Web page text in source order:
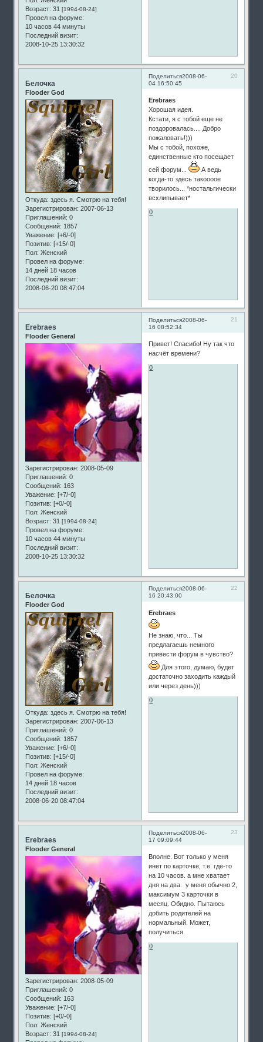
Возраст: 31[1994-08-24]
Провел на форуме:
10 часов 44 минуты
Последний визит:
2008-10-25 13:30:32
Поделиться 20
2008-06-
04 16:50:45
Белочка
Flooder God
Откуда: здесь я. Смотрю на тебя!
Зарегистрирован: 2007-06-13
Приглашений: 0
Сообщений: 1857
Уважение: [+6/-0]
Позитив: [+15/-0]
Пол: Женский
Провел на форуме:
14 дней 18 часов
Последний визит:
2008-06-20 08:47:04
Erebraes
Хорошая идея.
Кстати, я с тобой еще не
поздоровалась.... Добро
пожаловать!)))
Мы с тобой, похоже,
единственные кто посещает
сей форум...
А ведь
когда-то здесь такоооое
творилось... *ностальгически
всхлипывает*
0
Поделиться 21
2008-06-
16 08:52:34
Erebraes
Flooder General
Зарегистрирован: 2008-05-09
Приглашений: 0
Сообщений: 163
Уважение: [+7/-0]
Позитив: [+0/-0]
Пол: Женский
Возраст: 31[1994-08-24]
Провел на форуме:
10 часов 44 минуты
Последний визит:
2008-10-25 13:30:32
Привет! Спасибо! Ну так что
насчёт времени?
0
Поделиться 22
2008-06-
16 20:43:00
Белочка
Flooder God
Откуда: здесь я. Смотрю на тебя!
Зарегистрирован: 2007-06-13
Приглашений: 0
Сообщений: 1857
Уважение: [+6/-0]
Позитив: [+15/-0]
Пол: Женский
Провел на форуме:
14 дней 18 часов
Последний визит:
2008-06-20 08:47:04
Erebraes
Не знаю, что... Ты
предлагаешь немного
привести форум в чувство?
Для этого, думаю, будет
достаточно заходить каждый
или через день)))
0
Поделиться 23
2008-06-
17 09:09:44
Erebraes
Flooder General
Зарегистрирован: 2008-05-09
Приглашений: 0
Сообщений: 163
Уважение: [+7/-0]
Позитив: [+0/-0]
Пол: Женский
Возраст: 31[1994-08-24]
Вполне. Вот только у меня
инет по карточке, т.е. где-то
на 10 часов. а мне хватает
дня на два. у меня обычно 2,
максимум 3 карточки в
месяц. Обидно. Пытаюсь
добить родителей на
нормальный. Может,
получиться.
0